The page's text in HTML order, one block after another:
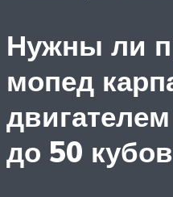
Нужны ли
мопед
до 50